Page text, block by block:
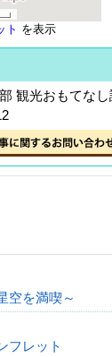
ト を表示
観光おもてな
空を満喫～
フレット